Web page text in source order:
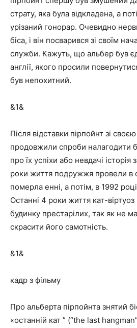
страту, яка була відкладена, а
урізаний гонорар. Очевидно
біса, і він посварився зі своїм
служби. Кажуть, що альбер був
англії, якого просили
був непохитний.
&1&
Після відставки пірпойнт зі
продовжили спроби налагодити
про їх успіхи або невдачі історія
роки життя подружжя провели в
померла енні, а потім, в 1992
Останні 4 роки життя кат-
будинку престарілих, так як не
скрасити його самотність.
&1&
кадр з фільму
Про альберта пірпойнта знятий
«останній кат ” (“the last